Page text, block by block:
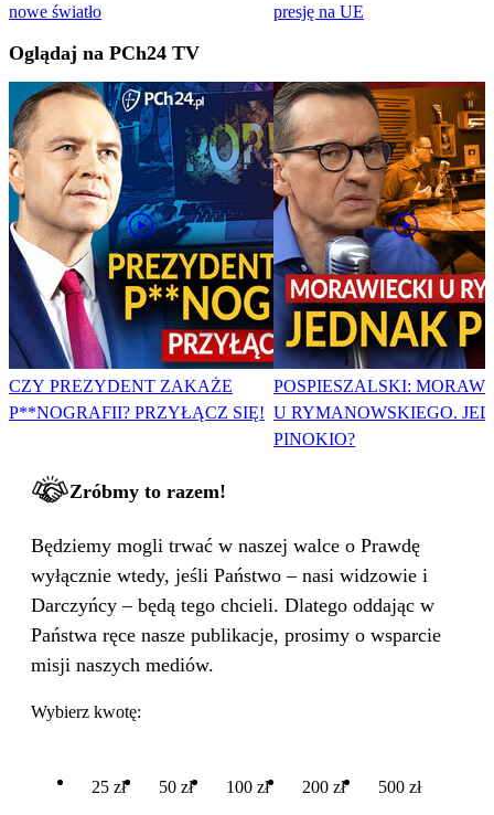
nowe światło
presję na UE
Oglądaj na PCh24 TV
CZY PREZYDENT ZAKAŻE
P**NOGRAFII? PRZYŁĄCZ SIĘ!
POSPIESZALSKI:
U RYMANOWSKIEGO.
PINOKIO?
Zróbmy to razem!
Będziemy mogli trwać w naszej walce o Prawdę
wyłącznie wtedy, jeśli Państwo – nasi widzowie i
Darczyńcy – będą tego chcieli. Dlatego oddając w
Państwa ręce nasze publikacje, prosimy o wsparcie
misji naszych mediów.
Wybierz kwotę:
25 zł 50 zł 100 zł 200 zł 500 zł